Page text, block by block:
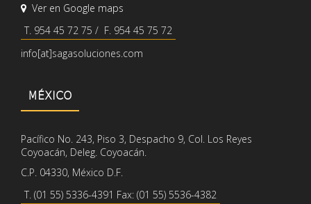
Ver en Google maps
T. 954 45 72 75 / F. 954 45 75 72
info[at]sagasoluciones.com
MÉXICO
Pacífico No. 243, Piso 3, Despacho 9, Col. Los Reyes
Coyoacán, Deleg. Coyoacán.
C.P. 04330, México D.F.
T. (01 55) 5336-4391 Fax: (01 55) 5536-4382